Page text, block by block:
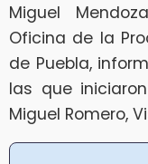
Miguel
Oficina de la
de Puebla,
las que
Miguel Romero,